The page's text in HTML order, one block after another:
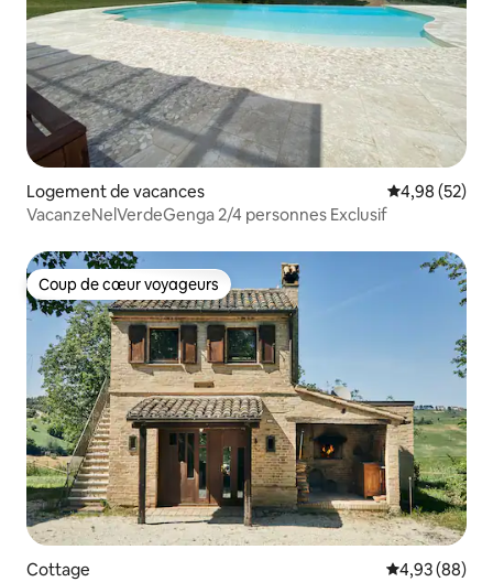
Logement de vacances Évaluation
4,98 (52)
VacanzeNelVerdeGenga 2/4 personnes Exclusif
Coup de cœur voyageurs
Coup de cœur voyageurs
Cottage Évaluation
4,93 (88)